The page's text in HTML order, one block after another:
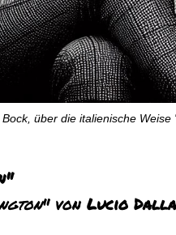
über die italienische
" von Lucio Dalla